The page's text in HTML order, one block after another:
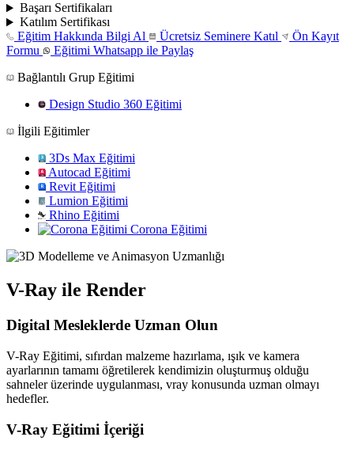
Başarı Sertifikaları
Katılım Sertifikası
Eğitim Hakkında Bilgi Al
Ücretsiz Seminere Katıl
Ön Kayıt
Formu
Eğitimi Whatsapp ile Paylaş
Bağlantılı Grup Eğitimi
Design Studio 360 Eğitimi
İlgili Eğitimler
3Ds Max Eğitimi
Autocad Eğitimi
Revit Eğitimi
Lumion Eğitimi
Rhino Eğitimi
Corona Eğitimi
V-Ray ile Render
Digital Mesleklerde Uzman Olun
V-Ray Eğitimi, sıfırdan malzeme hazırlama, ışık ve kamera
ayarlarının tamamı öğretilerek kendimizin oluşturmuş olduğu
sahneler üzerinde uygulanması, vray konusunda uzman olmayı
hedefler.
V-Ray Eğitimi İçeriği